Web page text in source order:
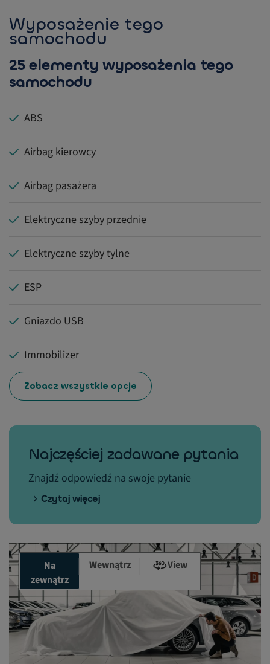
Wyposażenie tego
samochodu
25 elementy wyposażenia tego
samochodu
ABS
Airbag kierowcy
Airbag pasażera
Elektryczne szyby przednie
Elektryczne szyby tylne
ESP
Gniazdo USB
Immobilizer
Zobacz wszystkie opcje
Najczęściej zadawane pytania
Znajdź odpowiedź na swoje pytanie
Czytaj więcej
Na
zewnątrz
Wewnątrz View